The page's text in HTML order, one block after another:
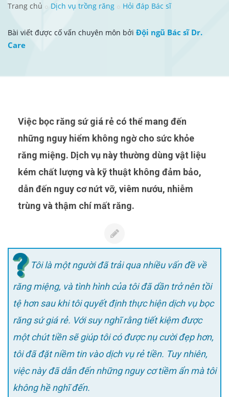
Trang chủ Dịch vụ trồng răng Hỏi đáp Bác sĩ
Bài viết được cố vấn chuyên môn bởi Đội ngũ Bác sĩ Dr.
Care
Việc bọc răng sứ giá rẻ có thể mang đến
những nguy hiểm không ngờ cho sức khỏe
răng miệng. Dịch vụ này thường dùng vật liệu
kém chất lượng và kỹ thuật không đảm bảo,
dẫn đến nguy cơ nứt vỡ, viêm nướu, nhiễm
trùng và thậm chí mất răng.
Tôi là một người đã trải qua nhiều vấn đề về
răng miệng, và tình hình của tôi đã dần trở nên tồi
tệ hơn sau khi tôi quyết định thực hiện dịch vụ bọc
răng sứ giá rẻ. Với suy nghĩ rằng tiết kiệm được
một chút tiền sẽ giúp tôi có được nụ cười đẹp hơn,
tôi đã đặt niềm tin vào dịch vụ rẻ tiền. Tuy nhiên,
việc này đã dẫn đến những nguy cơ tiềm ẩn mà tôi
không hề nghĩ đến.